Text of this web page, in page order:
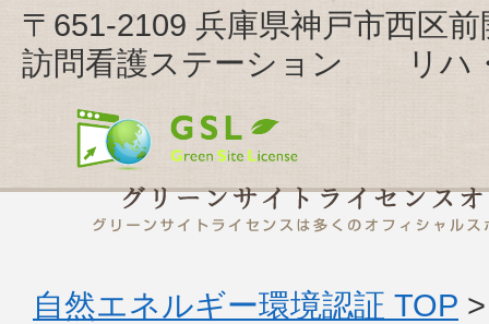
〒651-2109 兵庫県神戸市西区
訪問看護ステーション リハ
自然エネルギー環境認証 TOP